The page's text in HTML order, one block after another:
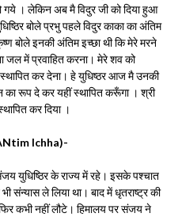
गये । लेकिन अब मै विदुर जी को दिया हुआ
बोले प्रभु पहले विदुर काका का अंतिम
बोले इनकी अंतिम इच्छा थी कि मेरे मरने
जल में प्रवाहित करना। मेरे शव को
कर देना। हे युधिष्ठर आज मै उनकी
का रूप दे कर यहीं स्थापित करूँगा । श्री
कर दिया ।
Ichha)-
युधिष्ठिर के राज्य में रहे। इसके पश्चात
संन्यास ले लिया था। बाद में धृतराष्ट्र की
कभी नहीं लौटे। हिमालय पर संजय ने